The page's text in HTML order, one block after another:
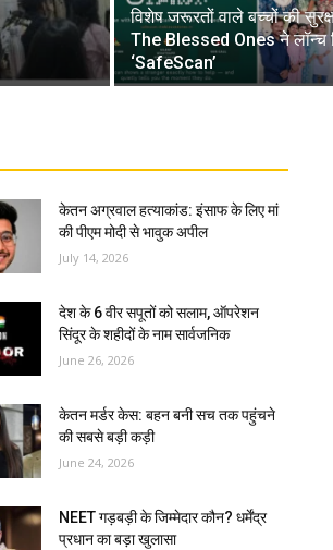
विशेष जरूरतों वाले बच्चों की
The Blessed Ones ने लॉन्च
‘SafeScan’
केतन अग्रवाल हत्याकांड: इंसाफ के लिए मां
की पीएम मोदी से भावुक अपील
July 14, 2026
देश के 6 वीर सपूतों को सलाम, ऑपरेशन
सिंदूर के शहीदों के नाम सार्वजनिक
June 26, 2026
केतन मर्डर केस: बहन बनी सच तक पहुंचने
की सबसे बड़ी कड़ी
June 24, 2026
NEET गड़बड़ी के जिम्मेदार कौन? धर्मेंद्र
प्रधान का बड़ा खुलासा